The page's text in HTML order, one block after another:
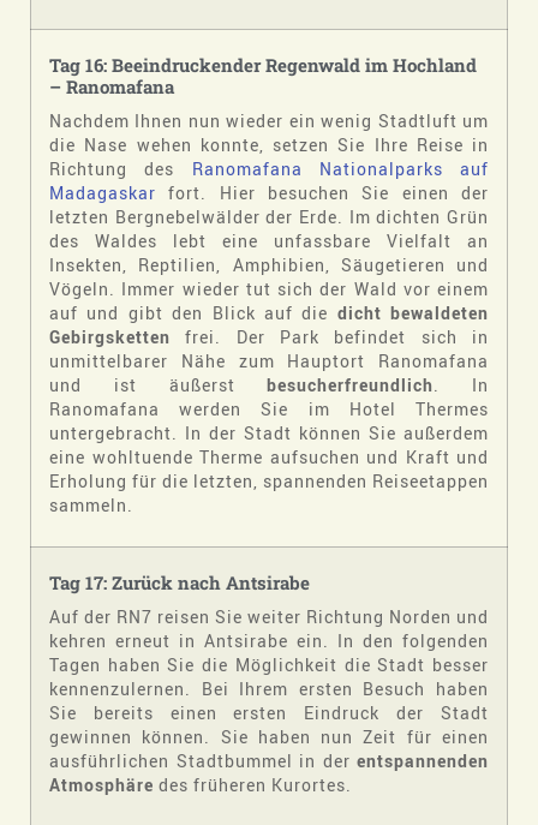
Tag 16: Beeindruckender Regenwald im Hochland
– Ranomafana
Nachdem Ihnen nun wieder ein wenig Stadtluft um
die Nase wehen konnte, setzen Sie Ihre Reise in
Richtung des Ranomafana Nationalparks auf
Madagaskarfort. Hier besuchen Sie einen der
letzten Bergnebelwälder der Erde. Im dichten Grün
des Waldes lebt eine unfassbare Vielfalt an
Insekten, Reptilien, Amphibien, Säugetieren und
Vögeln. Immer wieder tut sich der Wald vor einem
auf und gibt den Blick auf die dicht bewaldeten
Gebirgsketten frei. Der Park befindet sich in
unmittelbarer Nähe zum Hauptort Ranomafana
und ist äußerst besucherfreundlich . In
Ranomafana werden Sie im Hotel Thermes
untergebracht. In der Stadt können Sie außerdem
eine wohltuende Therme aufsuchen und Kraft und
Erholung für die letzten, spannenden Reiseetappen
sammeln.
Tag 17: Zurück nach Antsirabe
Auf der RN7 reisen Sie weiter Richtung Norden und
kehren erneut in Antsirabe ein. In den folgenden
Tagen haben Sie die Möglichkeit die Stadt besser
kennenzulernen. Bei Ihrem ersten Besuch haben
Sie bereits einen ersten Eindruck der Stadt
gewinnen können. Sie haben nun Zeit für einen
ausführlichen Stadtbummel in der entspannenden
Atmosphäre des früheren Kurortes.